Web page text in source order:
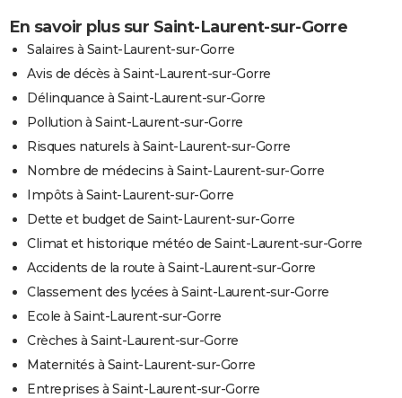
En savoir plus sur Saint-Laurent-sur-Gorre
Salaires à Saint-Laurent-sur-Gorre
Avis de décès à Saint-Laurent-sur-Gorre
Délinquance à Saint-Laurent-sur-Gorre
Pollution à Saint-Laurent-sur-Gorre
Risques naturels à Saint-Laurent-sur-Gorre
Nombre de médecins à Saint-Laurent-sur-Gorre
Impôts à Saint-Laurent-sur-Gorre
Dette et budget de Saint-Laurent-sur-Gorre
Climat et historique météo de Saint-Laurent-sur-Gorre
Accidents de la route à Saint-Laurent-sur-Gorre
Classement des lycées à Saint-Laurent-sur-Gorre
Ecole à Saint-Laurent-sur-Gorre
Crèches à Saint-Laurent-sur-Gorre
Maternités à Saint-Laurent-sur-Gorre
Entreprises à Saint-Laurent-sur-Gorre